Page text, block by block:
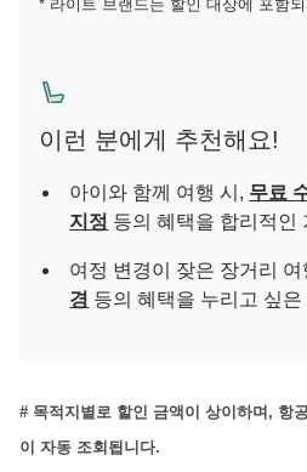
* 라이트 브랜드는 할인 대상에 포함되
이런 분에게 추천해요!
아이와 함께 여행 시, 무료
지정 등의 혜택을 합리적인
여정 변경이 잦은 장거리
경 등의 혜택을 누리고 싶은
# 목적지별로 할인 금액이 상이하며, 항
이 자동 조회됩니다.